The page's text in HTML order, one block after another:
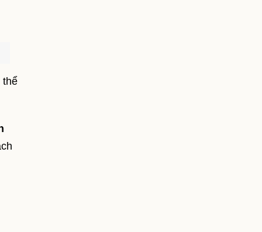
thể